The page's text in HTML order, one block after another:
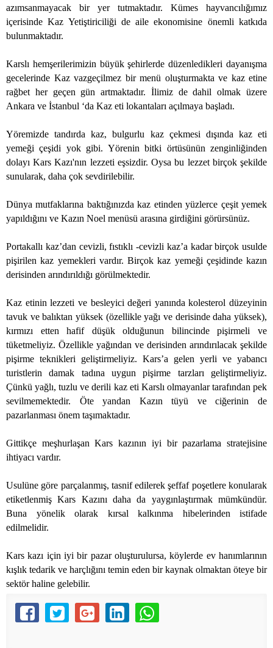
azımsanmayacak bir yer tutmaktadır. Kümes hayvancılığımız
içerisinde Kaz Yetiştiriciliği de aile ekonomisine önemli katkıda
bulunmaktadır.
Karslı hemşerilerimizin büyük şehirlerde düzenledikleri dayanışma
gecelerinde Kaz vazgeçilmez bir menü oluşturmakta ve kaz etine
rağbet her geçen gün artmaktadır. İlimiz de dahil olmak üzere
Ankara ve İstanbul ‘da Kaz eti lokantaları açılmaya başladı.
Yöremizde tandırda kaz, bulgurlu kaz çekmesi dışında kaz eti
yemeği çeşidi yok gibi. Yörenin bitki örtüsünün zenginliğinden
dolayı Kars Kazı'nın lezzeti eşsizdir. Oysa bu lezzet birçok şekilde
sunularak, daha çok sevdirilebilir.
Dünya mutfaklarına baktığınızda kaz etinden yüzlerce çeşit yemek
yapıldığını ve Kazın Noel menüsü arasına girdiğini görürsünüz.
Portakallı kaz’dan cevizli, fıstıklı -cevizli kaz’a kadar birçok usulde
pişirilen kaz yemekleri vardır. Birçok kaz yemeği çeşidinde kazın
derisinden arındırıldığı görülmektedir.
Kaz etinin lezzeti ve besleyici değeri yanında kolesterol düzeyinin
tavuk ve balıktan yüksek (özellikle yağı ve derisinde daha yüksek),
kırmızı etten hafif düşük olduğunun bilincinde pişirmeli ve
tüketmeliyiz. Özellikle yağından ve derisinden arındırılacak şekilde
pişirme teknikleri geliştirmeliyiz. Kars’a gelen yerli ve yabancı
turistlerin damak tadına uygun pişirme tarzları geliştirmeliyiz.
Çünkü yağlı, tuzlu ve derili kaz eti Karslı olmayanlar tarafından pek
sevilmemektedir. Öte yandan Kazın tüyü ve ciğerinin de
pazarlanması önem taşımaktadır.
Gittikçe meşhurlaşan Kars kazının iyi bir pazarlama stratejisine
ihtiyacı vardır.
Usulüne göre parçalanmış, tasnif edilerek şeffaf poşetlere konularak
etiketlenmiş Kars Kazını daha da yaygınlaştırmak mümkündür.
Buna yönelik olarak kırsal kalkınma hibelerinden istifade
edilmelidir.
Kars kazı için iyi bir pazar oluşturulursa, köylerde ev hanımlarının
kışlık tedarik ve harçlığını temin eden bir kaynak olmaktan öteye bir
sektör haline gelebilir.